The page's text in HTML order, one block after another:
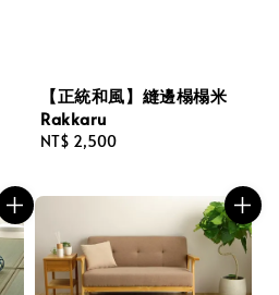
【正統和風】縫邊榻榻米
Rakkaru
Regular
NT$ 2,500